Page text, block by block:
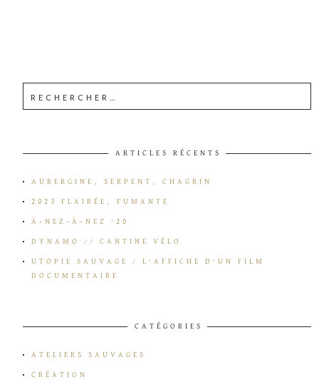
ARTICLES RÉCENTS
AUBERGINE, SERPENT, CHAGRIN
2023 FLAIRÉE, FUMANTE
À-NEZ-À-NEZ ’20
DYNAMO // CANTINE VÉLO
UTOPIE SAUVAGE / L’AFFICHE D’UN FILM
DOCUMENTAIRE
CATÉGORIES
ATELIERS SAUVAGES
CRÉATION